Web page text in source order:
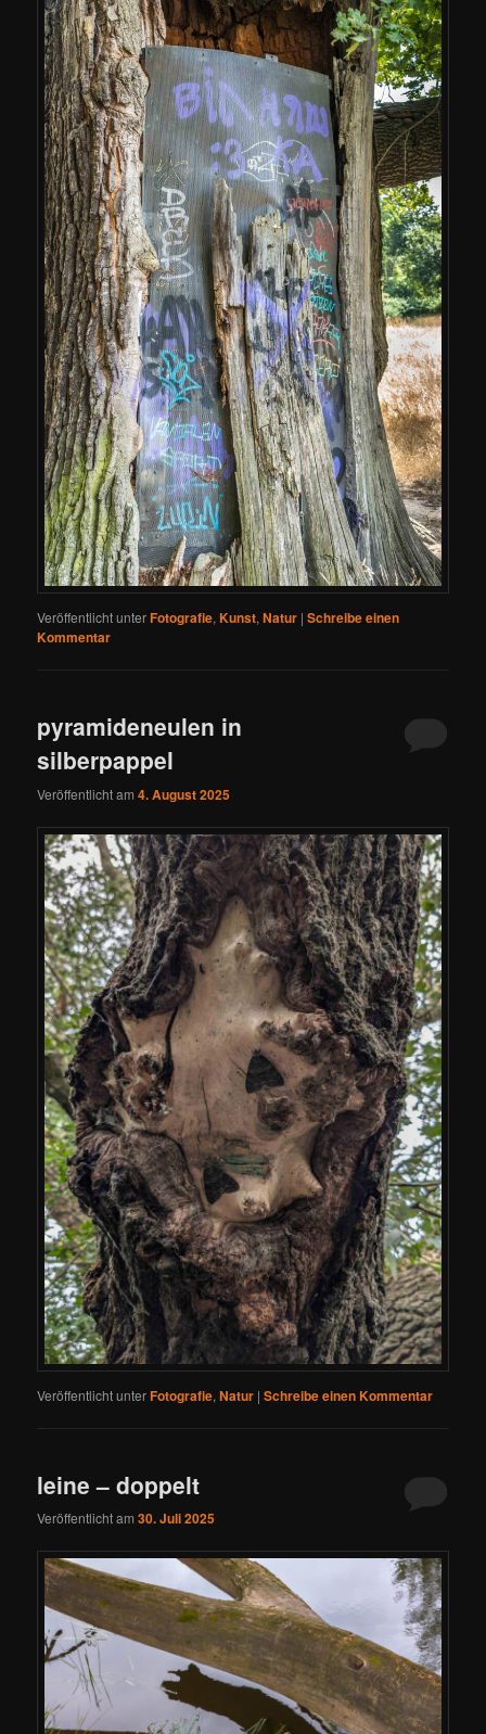
Veröffentlicht unterFotografie,Kunst,Natur |Schreibe einen
Kommentar
pyramideneulen in
silberpappel
Veröffentlicht am4. August 2025
Veröffentlicht unterFotografie,Natur |Schreibe einen Kommentar
leine – doppelt
Veröffentlicht am30. Juli 2025